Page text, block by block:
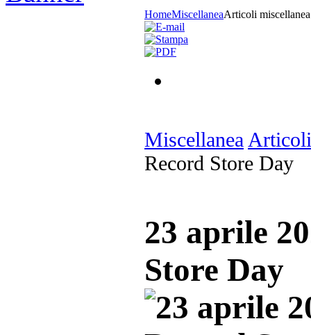
HomeMiscellaneaArticoli miscellanea
Miscellanea
Record Store Day
23 aprile
Store Day